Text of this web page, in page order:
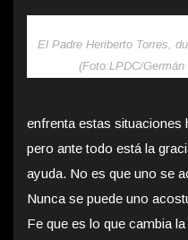
El Padre Heriberto Torres,
(Foto:LPDC/Germán
enfrenta estas situaciones
pero ante todo está la
ayuda. No es que uno se
Nunca se puede uno
Fe que es lo que cambia